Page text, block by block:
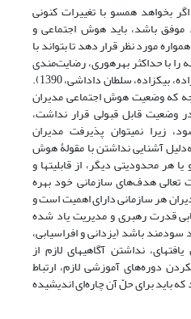
بخواهد همسو با تغییرات کنونی
باشد، باید هوش اجتماعی و
مورد نظر قرار دهد تا بتواند با
را با حداکثر بهره­وری، رضایت‌مندی
و تعهد کارکنان محقق سازد (بیک‌زاده، بیک­زاده، سلطان داداشی، 1390).
که وضعیت هوش اجتماعی مدیران
وضعیت قابل قبولی قرار نداشت،
زیرا نمی­توان پذیرفت مدیران
آشنایی نداشتن با مقولۀ هوش
هر محدودیتی دیگر، از قابلیت­ها و
هدف‌های سازمانی خود بهره
هر سازمانی دارای اهمیت است و
قدرت رهبری و مدیریت یاد شده
سودمند باشد (یزدانی و افراسیابی،
نداشتن آگاهی­های لازم از
دوره‌های آموزشی لازم، ارتباط
باید برای حلّ آن چاره‌ای اندیشیده